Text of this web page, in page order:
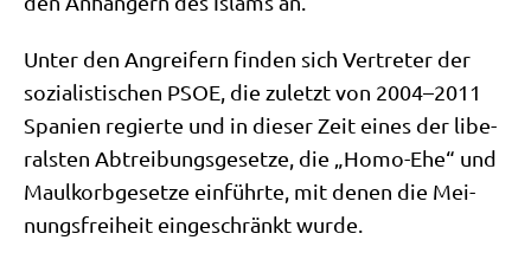
Unter den Angrei­fern fin­den sich Ver­tre­ter der
sozia­li­sti­schen PSOE, die zuletzt von 2004–2011
Spa­ni­en regier­te und in die­ser Zeit eines der libe­
ral­sten Abtrei­bungs­ge­set­ze, die „Homo-Ehe“ und
Maul­korb­ge­set­ze ein­führ­te, mit denen die Mei­
nungs­frei­heit ein­ge­schränkt wurde.